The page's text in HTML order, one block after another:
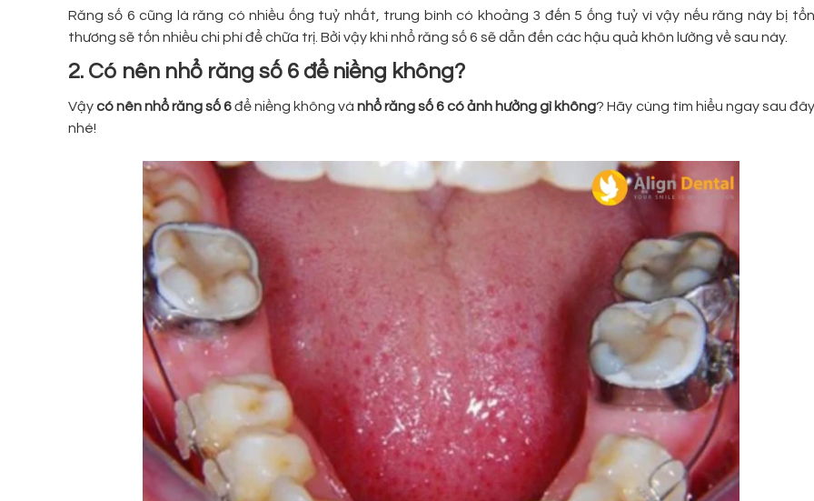
Răng số 6 cũng là răng có nhiều ống tuỷ nhất, trung bình có khoảng 3 đến 5 ống tuỷ vì vậy nếu răng này bị tổn
thương sẽ tốn nhiều chi phí để chữa trị. Bởi vậy khi nhổ răng số 6 sẽ dẫn đến các hậu quả khôn lường về sau này.
2. Có nên nhổ răng số 6 để niềng không?
Vậycó nên nhổ răng số 6để niềng không vànhổ răng số 6 có ảnh hưởng gì không? Hãy cùng tìm hiểu ngay sau đây
nhé!